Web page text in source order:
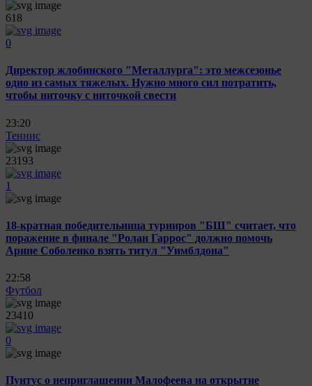
618
0
Директор жлобинского "Металлурга": это межсезонье
одно из самых тяжелых. Нужно много сил потратить,
чтобы ниточку с ниточкой свести
23:20
Теннис
23193
1
18-кратная победительница турниров "БШ" считает, что
поражение в финале "Ролан Гаррос" должно помочь
Арине Соболенко взять титул "Уимблдона"
22:58
Футбол
23410
0
Пунтус о неприглашении Малофеева на открытие